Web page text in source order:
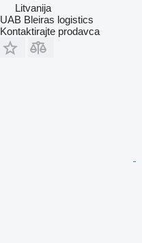
Litvanija
UAB Bleiras logistics
Kontaktirajte prodavca